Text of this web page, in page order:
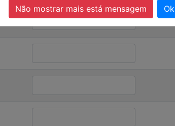
Não mostrar mais está mensagem Ok